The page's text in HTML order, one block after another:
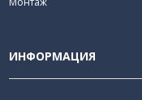
ИНФОРМАЦИЯ